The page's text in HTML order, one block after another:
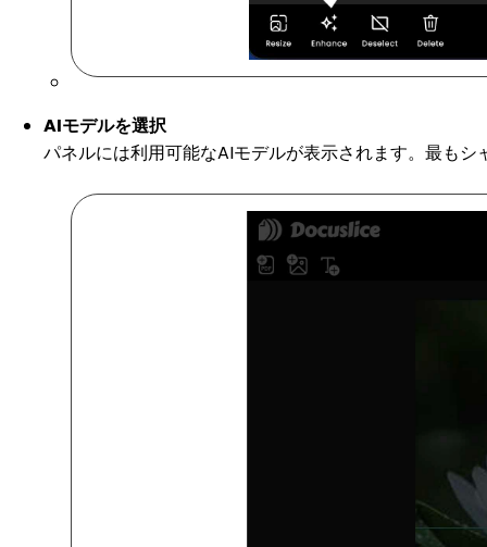
AIモデルを選択
パネルには利用可能なAIモデルが表示されます。最も